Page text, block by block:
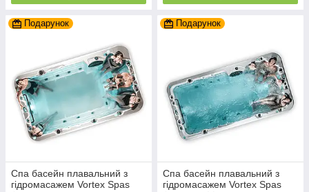
Подарунок
Спа басейн плавальний з
гідромасажем Vortex Spas
Подарунок
Спа басейн плавальний з
гідромасажем Vortex Spas